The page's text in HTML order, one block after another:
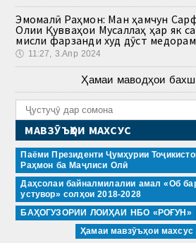
Эмомалӣ Раҳмон: Ман ҳамчун
Олии Қувваҳои Мусаллаҳ ҳар як
мисли фарзанди худ дӯст медорам
🕔 11:27, 3.Апр 2024
Ҳамаи маводҳои бахш
МАВЗӮЪҲОИ МАХСУС
Паёми Президенти Ҷумҳурии
Раҳмон ба Маҷлиси Олӣ
Даҳсолаи байналмилалии амал «Об
устувор» солҳои 2018-2028
БАҲОГУЗОРИИ ЛОИҲАИ НБО «РОҒУН»
Ҳамаи мавзӯъҳои махсус